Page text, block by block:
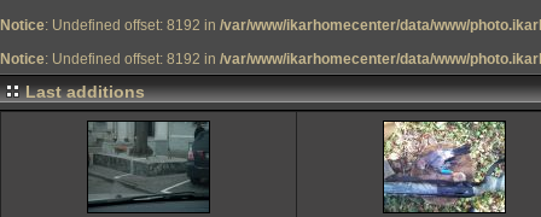
Notice: Undefined offset: 8192 in /var/www/ikarhomecenter/data/www/
Notice: Undefined offset: 8192 in /var/www/ikarhomecenter/data/www/
Last additions